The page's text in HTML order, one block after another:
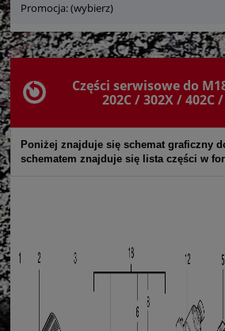
Promocja: (wybierz)
Części serwisowe do
202C / 302X / 402C
Poniżej znajduje się schemat graficzny
schematem znajduje się lista części w